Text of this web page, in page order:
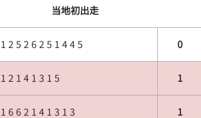
当地初出走
1 2 5 2 6 2 5 1 4 4 5 0
1 2 1 4 1 3 1 5 1
1 6 6 2 1 4 1 3 1 3 1